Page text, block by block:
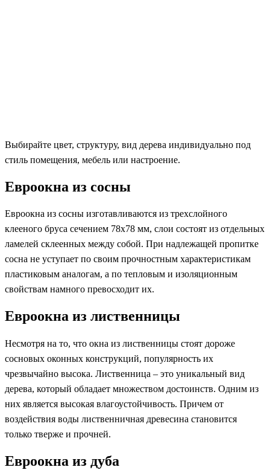
Выбирайте цвет, структуру, вид дерева индивидуально под
стиль помещения, мебель или настроение.
Евроокна из сосны
Евроокна из сосны изготавливаются из трехслойного
клееного бруса сечением 78х78 мм, слои состоят из отдельных
ламелей склеенных между собой. При надлежащей пропитке
сосна не уступает по своим прочностным характеристикам
пластиковым аналогам, а по тепловым и изоляционным
свойствам намного превосходит их.
Евроокна из лиственницы
Несмотря на то, что окна из лиственницы стоят дороже
сосновых оконных конструкций, популярность их
чрезвычайно высока. Лиственница – это уникальный вид
дерева, который обладает множеством достоинств. Одним из
них является высокая влагоустойчивость. Причем от
воздействия воды лиственничная древесина становится
только тверже и прочней.
Евроокна из дуба